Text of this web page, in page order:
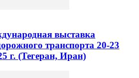
выставка
транспорта 20-23
г. (Тегеран, Иран)